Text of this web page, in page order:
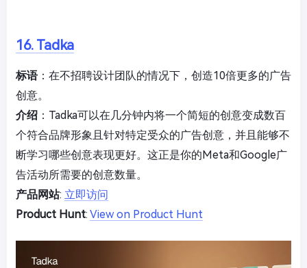
16. Tadka
标语：在不招聘设计团队的情况下，创造10倍更多的广告
创意。
介绍 ：Tadka可以在几分钟内将一个简短的创意变成数百
个符合品牌形象且针对特定受众的广告创意，并且能够不
断学习哪些创意表现更好。这正是你的Meta和Google广
告活动所需要的创意数量。
产品网站: 立即访问
Product Hunt: View on Product Hunt